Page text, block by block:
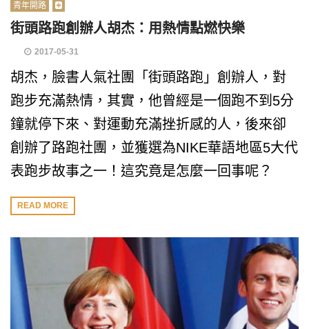
青年開路
街頭路跑創辦人胡杰：用熱情點燃快樂
2017-05-31
胡杰，臉書人氣社團「街頭路跑」創辦人，對
跑步充滿熱情，其實，他曾經是一個跑不到5分
鐘就停下來、對運動充滿挫折感的人，後來卻
創辦了路跑社團，並獲選為NIKE華語地區5大代
表跑步故事之一！這究竟是怎麼一回事呢？
READ MORE